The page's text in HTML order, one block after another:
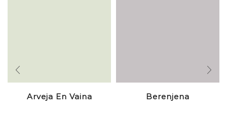
Arveja En Vaina Berenjena